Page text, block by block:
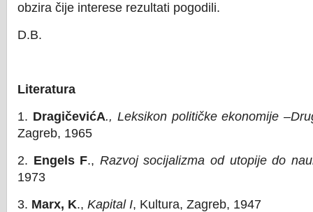
obzira čije interese rezultati pogodili.
D.B.
Literatura
1. DragičevićA., Leksikon političke ekonomije
Zagreb, 1965
2. Engels F., Razvoj socijalizma od utopije do
1973
3. Marx, K., Kapital I, Kultura, Zagreb, 1947